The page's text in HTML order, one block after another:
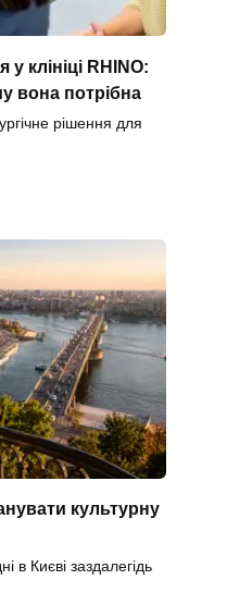
клініці RHINO:
вона потрібна
рішення для
культурну
в Києві заздалегідь